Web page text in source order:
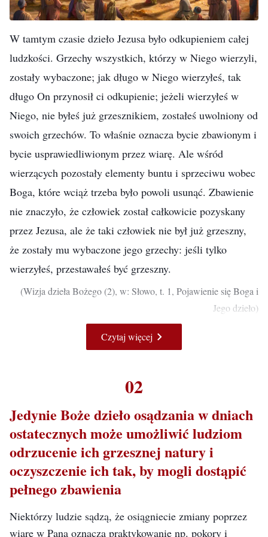
W tamtym czasie dzieło Jezusa było odkupieniem całej
ludzkości. Grzechy wszystkich, którzy w Niego wierzyli,
zostały wybaczone; jak długo w Niego wierzyłeś, tak
długo On przynosił ci odkupienie; jeżeli wierzyłeś w
Niego, nie byłeś już grzesznikiem, zostałeś uwolniony od
swoich grzechów. To właśnie oznacza bycie zbawionym i
bycie usprawiedliwionym przez wiarę. Ale wśród
wierzących pozostały elementy buntu i sprzeciwu wobec
Boga, które wciąż trzeba było powoli usunąć. Zbawienie
nie znaczyło, że człowiek został całkowicie pozyskany
przez Jezusa, ale że taki człowiek nie był już grzeszny,
że zostały mu wybaczone jego grzechy: jeśli tylko
wierzyłeś, przestawałeś być grzeszny.
(Wizja dzieła Bożego (2), w: Słowo, t. 1, Pojawienie się Boga i
Jego dzieło)
Dziełem dni ostatecznych jest wypowiadanie słów. Za
człowieku. Zmiany obecnie wywołane w tych ludziach w
wyniku przyjęcia przez nich tych słów są znacznie
większe niż w ludziach w Wieku Łaski, którzy przyjęli
ówczesne znaki i cuda. Bowiem w Wieku Łaski demony
zostały wypędzone z człowieka dzięki nakładaniu rąk i
modlitwie, lecz zepsute skłonności wewnątrz człowieka
pozostały. Człowiek został uleczony z choroby i
wybaczono mu grzechy, ale w jaki sposób należy usunąć
tkwiące w jego wnętrzu zepsute szatańskie skłonności –
Czytaj więcej
02
Jedynie Boże dzieło osądzania w dniach
ostatecznych może umożliwić ludziom
odrzucenie ich grzesznej natury i
oczyszczenie ich tak, by mogli dostąpić
pełnego zbawienia
Niektórzy ludzie sądzą, że osiągniecie zmiany poprzez
wiarę w Pana oznacza praktykowanie np. pokory i